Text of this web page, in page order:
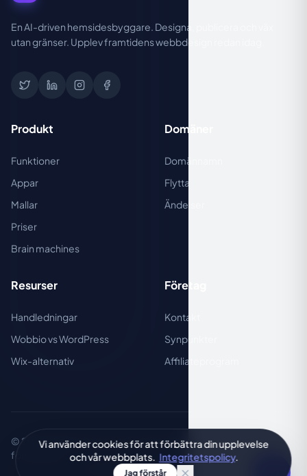
En AI-driven hemsidesbyggare. Designa, publicera och väx
utan gränser. Upplev framtidens webbdesign redan idag.
Produkt
Funktioner
Appar
Mallar
Priser
Brain machines
Domäner
Domännamn
Flytta
Ändelser
Resurser
Handledningar
Wobbio vs WordPress
Wix-alternativ
Företag
Kontakt
Synpunkter
Affiliateprogram
© 2026 Wobbio (Internet Company BV) · Alla rättigheter
förbehållna.
IntegritetspolicyAnvändarvillkor
Vi använder cookies för att förbättra din upplevelse
och vår webbplats. Integritetspolicy.
Jag förstår